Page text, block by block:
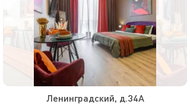
Ленинградский, д.34А